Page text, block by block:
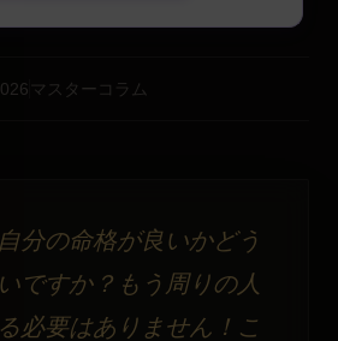
マスターコラム
分の命格が良いかどう
ですか？もう周りの人
必要はありません！こ